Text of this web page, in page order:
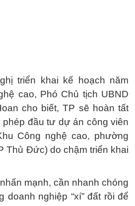
triển khai kế hoạch năm
cao, Phó Chủ tịch UBND
cho biết, TP sẽ hoàn tất
phép đầu tư dự án công viên
Công nghệ cao, phường
Thủ Đức) do chậm triển khai
mạnh, cần nhanh chóng
doanh nghiệp “xí” đất rồi để